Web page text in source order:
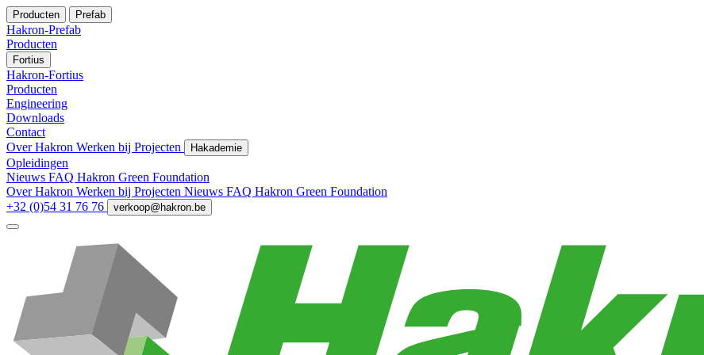
Producten Prefab
Hakron-Prefab
Producten
Fortius
Hakron-Fortius
Producten
Engineering
Downloads
Contact
Over Hakron Werken bij Projecten Hakademie
Opleidingen
Nieuws FAQ Hakron Green Foundation
Over Hakron Werken bij Projecten Nieuws FAQ Hakron Green Foundation
+32 (0)54 31 76 76
verkoop@hakron.be